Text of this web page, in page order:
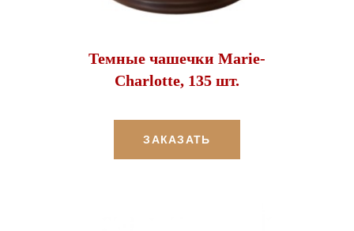
Темные чашечки Marie-
Charlotte, 135 шт.
ЗАКАЗАТЬ